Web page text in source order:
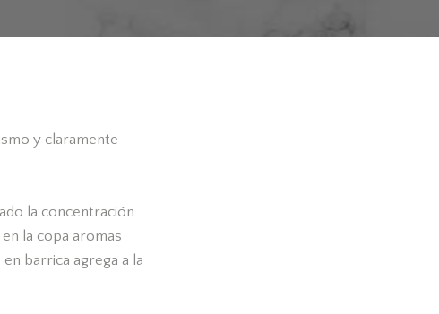
y claramente
la concentración
la copa aromas
barrica agrega a la